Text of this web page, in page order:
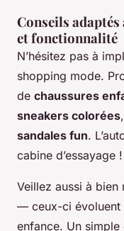
Conseils
et fonctionnalité
N’hésitez pas à
shopping mode.
de chaussures
sneakers colorées
sandales fun.
cabine d’essayage !
Veillez aussi à bien
— ceux-ci évoluent
enfance. Un simple